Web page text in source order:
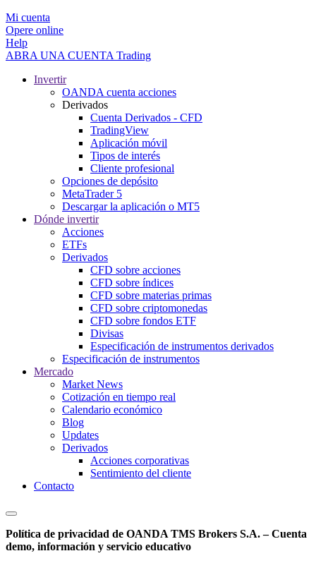
Mi cuenta
Opere online
Help
ABRA UNA CUENTA Trading
Invertir
OANDA cuenta acciones
Derivados
Cuenta Derivados - CFD
TradingView
Aplicación móvil
Tipos de interés
Cliente profesional
Opciones de depósito
MetaTrader 5
Descargar la aplicación o MT5
Dónde invertir
Acciones
ETFs
Derivados
CFD sobre acciones
CFD sobre índices
CFD sobre materias primas
CFD sobre criptomonedas
CFD sobre fondos ETF
Divisas
Especificación de instrumentos derivados
Especificación de instrumentos
Mercado
Market News
Cotización en tiempo real
Calendario económico
Blog
Updates
Derivados
Acciones corporativas
Sentimiento del cliente
Contacto
Política de privacidad de OANDA TMS Brokers S.A. – Cuenta
demo, información y servicio educativo